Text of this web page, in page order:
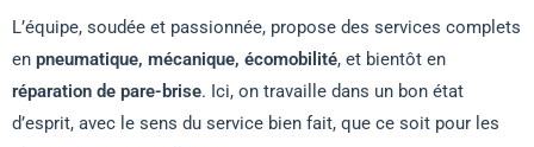
L’équipe, soudée et passionnée, propose des services complets
en pneumatique, mécanique, écomobilité, et bientôt en
réparation de pare-brise. Ici, on travaille dans un bon état
d’esprit, avec le sens du service bien fait, que ce soit pour les